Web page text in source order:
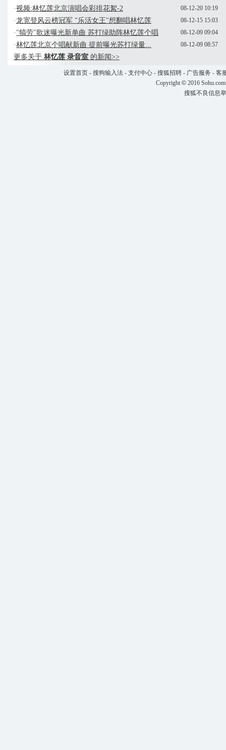
08-12-20 10:19
·视频:林忆莲北京演唱会彩排花絮-2
08-12-15 15:03
·龙宽登风云榜冠军 "乐活女王"想翻唱林忆莲
08-12-09 09:04
·"犒劳"歌迷曝光新单曲 苏打绿助阵林忆莲个唱
08-12-09 08:57
·林忆莲北京个唱献新曲 提前曝光苏打绿量...
更多关于 林忆莲 录音室 的新闻>>
设置首页- 搜狗输入法- 支付中心- 搜狐招聘- 广告服务 - 客
Copyright © 2016
搜狐不良信息